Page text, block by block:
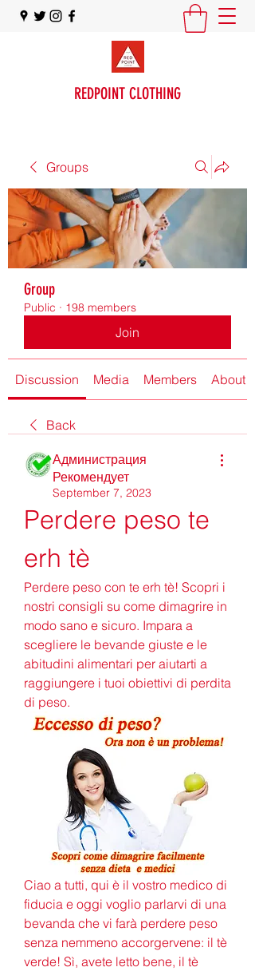
REDPOINT CLOTHING
Groups
Group
Public · 198 members
Join
Discussion Media Members About
Back
Администрация
Рекомендует
September 7, 2023
Perdere peso te
erh tè
Perdere peso con te erh tè! Scopri i
nostri consigli su come dimagrire in
modo sano e sicuro. Impara a
scegliere le bevande giuste e le
abitudini alimentari per aiutarti a
raggiungere i tuoi obiettivi di perdita
di peso.
Ciao a tutti, qui è il vostro medico di
fiducia e oggi voglio parlarvi di una
bevanda che vi farà perdere peso
senza nemmeno accorgervene: il tè
verde! Sì, avete letto bene, il tè